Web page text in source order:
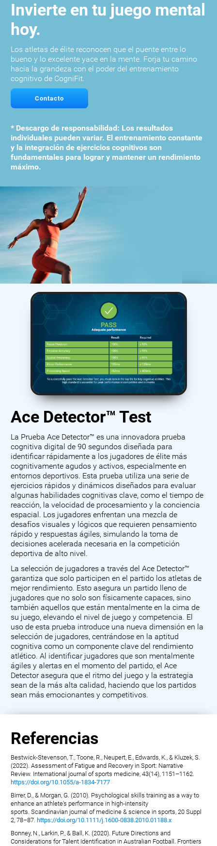
Invierte en tu juego mental
hoy.
Los atletas de élite reconocen que el puente entre lo
bueno y lo excelente yace en la mente. Forja tu camino
hacia la grandeza con el poder del entrenamiento
cognitivo de CogniFit.
Contacto
* Descargo de responsabilidad: Los resultados
individuales pueden variar. El entrenamiento constante
y la integración de ejercicios cognitivos son
fundamentales para lograr y mantener un rendimiento
máximo.
Ace Detector™ Test
La Prueba Ace Detector™ es una innovadora prueba
cognitiva digital de 90 segundos diseñada para
identificar rápidamente a los jugadores de élite más
cognitivamente agudos y activos, especialmente en
entornos deportivos. Esta prueba utiliza una serie de
ejercicios rápidos y dinámicos diseñados para evaluar
algunas habilidades cognitivas clave, como el tiempo de
reacción, la velocidad de procesamiento y la conciencia
espacial. Los jugadores enfrentan una mezcla de
desafíos visuales y lógicos que requieren pensamiento
rápido y respuestas ágiles, simulando la toma de
decisiones acelerada necesaria en la competición
deportiva de alto nivel.
La selección de jugadores a través del Ace Detector™
garantiza que solo participen en el partido los atletas de
mejor rendimiento. Esto asegura un partido lleno de
jugadores que no solo son físicamente capaces, sino
también aquellos que están mentalmente en la cima de
su juego, elevando el nivel de juego y competencia. El
uso de esta prueba introduce una nueva dimensión en la
selección de jugadores, centrándose en la aptitud
cognitiva como un componente clave del rendimiento
atlético. Al identificar jugadores que son mentalmente
ágiles y alertas en el momento del partido, el Ace
Detector asegura que el ritmo del juego y la estrategia
sean de la más alta calidad, haciendo que los partidos
sean más emocionantes y competitivos.
Referencias
Bestwick-Stevenson, T., Toone, R., Neupert, E., Edwards, K., & Kluzek, S.
(2022). Assessment of Fatigue and Recovery in Sport: Narrative
Review. International journal of sports medicine, 43(14), 1151–1162.
https://doi.org/10.1055/a-1834-7177
Birrer, D., & Morgan, G. (2010). Psychological skills training as a way to
enhance an athlete's performance in high-intensity
sports. Scandinavian journal of medicine & science in sports, 20 Suppl
2, 78–87. https://doi.org/10.1111/j.1600-0838.2010.01188.x
Bonney, N., Larkin, P., & Ball, K. (2020). Future Directions and
Considerations for Talent Identification in Australian Football. Frontiers